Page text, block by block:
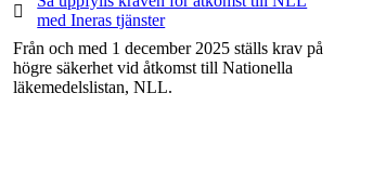
med Ineras tjänster
Från och med 1 december 2025 ställs krav på
högre säkerhet vid åtkomst till Nationella
läkemedelslistan, NLL.